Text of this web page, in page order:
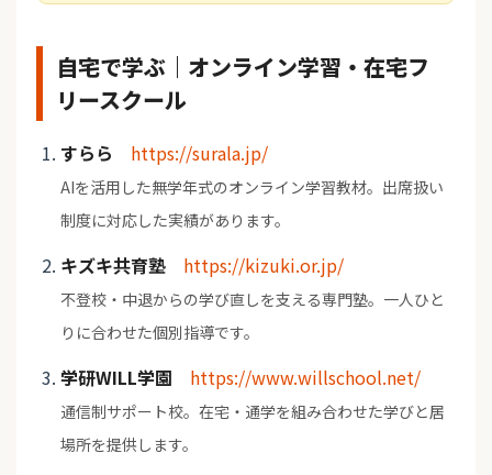
自宅で学ぶ｜オンライン学習・在宅フ
リースクール
すらら https://surala.jp/
AIを活用した無学年式のオンライン学習教材。出席扱い
制度に対応した実績があります。
キズキ共育塾 https://kizuki.or.jp/
不登校・中退からの学び直しを支える専門塾。一人ひと
りに合わせた個別指導です。
学研WILL学園 https://www.willschool.net/
通信制サポート校。在宅・通学を組み合わせた学びと居
場所を提供します。